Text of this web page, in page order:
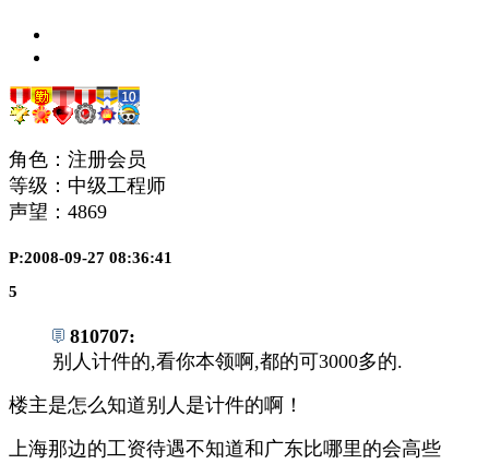
角色：注册会员
等级：中级工程师
声望： 4869
P:2008-09-27 08:36:41
5
810707:
别人计件的,看你本领啊,都的可3000多的.
楼主是怎么知道别人是计件的啊！
上海那边的工资待遇不知道和广东比哪里的会高些